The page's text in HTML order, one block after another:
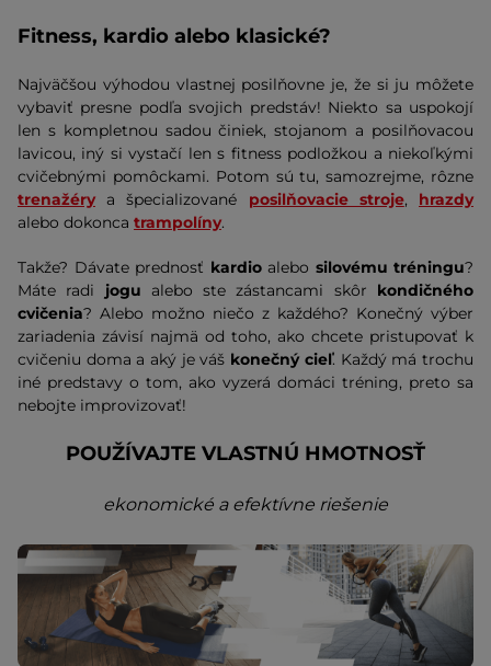
Fitness, kardio alebo klasické?
Najväčšou výhodou vlastnej posilňovne je, že si ju môžete
vybaviť presne podľa svojich predstáv! Niekto sa uspokojí
len s kompletnou sadou činiek, stojanom a posilňovacou
lavicou, iný si vystačí len s fitness podložkou a niekoľkými
cvičebnými pomôckami. Potom sú tu, samozrejme, rôzne
trenažérya špecializované posilňovacie stroje, hrazdy
alebo dokonca trampolíny.
Takže? Dávate prednosť kardioalebo silovému tréningu?
Máte radi jogu alebo ste zástancami skôr kondičného
cvičenia? Alebo možno niečo z každého? Konečný výber
zariadenia závisí najmä od toho, ako chcete pristupovať k
cvičeniu doma a aký je váš konečný cieľ. Každý má trochu
iné predstavy o tom, ako vyzerá domáci tréning, preto sa
nebojte improvizovať!
POUŽÍVAJTE VLASTNÚ HMOTNOSŤ
ekonomické a efektívne riešenie